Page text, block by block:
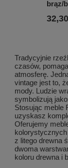
brąz/
Tradycyjnie
czasów,
atmosferę.
vintage jest to,
mody. Ludzie
symbolizują
Stosując meble
uzyskasz
Oferujemy
z litego drewna
dwoma
koloru drewna i